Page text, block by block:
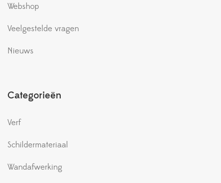
Webshop
Veelgestelde vragen
Nieuws
Categorieën
Verf
Schildermateriaal
Wandafwerking